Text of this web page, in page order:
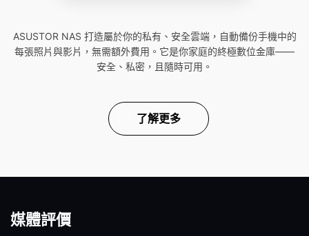
ASUSTOR NAS 打造屬於你的私有、安全雲端，自動備份手機中的
每張照片與影片，無需額外費用。它是你家庭的終極數位金庫——
安全、私密，且隨時可用。
了解更多
媒體評價